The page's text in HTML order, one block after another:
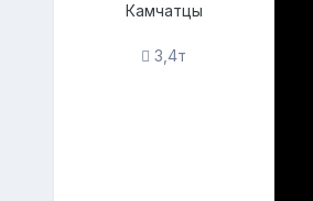
Камчатцы
3,4т